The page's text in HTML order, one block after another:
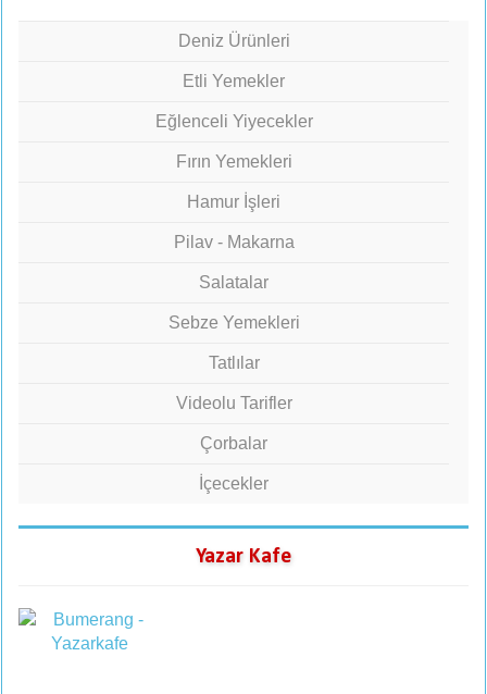
Deniz Ürünleri
Etli Yemekler
Eğlenceli Yiyecekler
Fırın Yemekleri
Hamur İşleri
Pilav - Makarna
Salatalar
Sebze Yemekleri
Tatlılar
Videolu Tarifler
Çorbalar
İçecekler
Yazar Kafe